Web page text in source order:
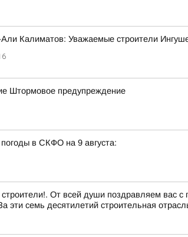
Калиматов: Уважаемые строители
Штормовое предупреждение
погоды в СКФО на 9 августа:
строители!. От всей души поздравляем вас
эти семь десятилетий строительная